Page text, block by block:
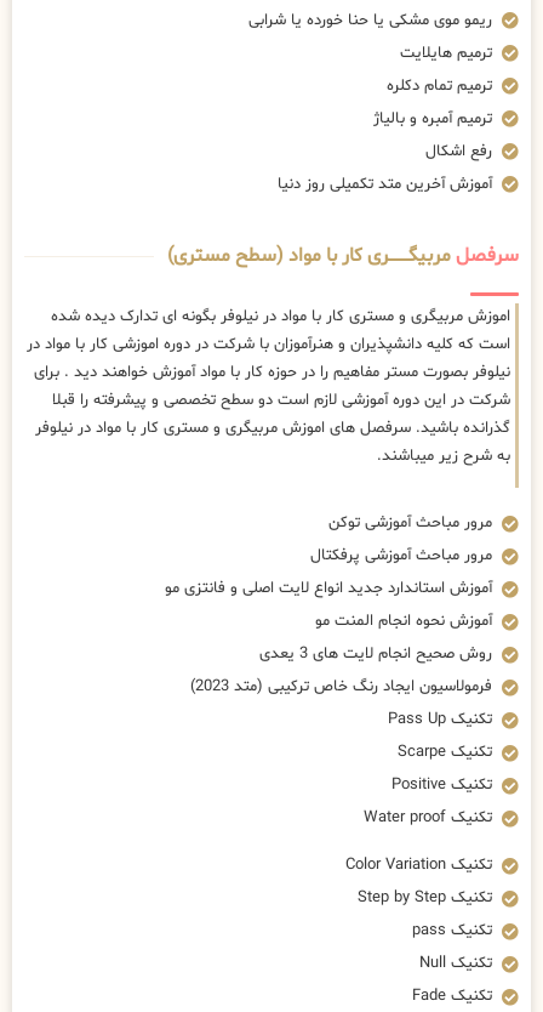
ریمو موی مشکی یا حنا خورده یا شرابی
ترمیم هایلایت
ترمیم تمام دکلره
ترمیم آمبره و بالیاژ
رفع اشکال
آموزش آخرین متد تکمیلی روز دنیا
سرفصلمربیگــــــــری کار با مواد (سطح مستری)
اموزش مربیگری و مستری کار با مواد در نیلوفر بگونه ای تدارک دیده شده
است که کلیه دانشپذیران و هنرآموزان با شرکت در دوره اموزشی کار با مواد در
نیلوفر بصورت مستر مفاهیم را در حوزه کار با مواد آموزش خواهند دید . برای
شرکت در این دوره آموزشی لازم است دو سطح تخصصی و پیشرفته را قبلا
گذرانده باشید. سرفصل های اموزش مربیگری و مستری کار با مواد در نیلوفر
به شرح زیر میباشند.
مرور مباحث آموزشی توکن
مرور مباحث آموزشی پرفکتال
آموزش استاندارد جدید انواع لایت اصلی و فانتزی مو
آموزش نحوه انجام المنت مو
روش صحیح انجام لایت های 3 یعدی
فرمولاسیون ایجاد رنگ خاص ترکیبی (متد 2023)
تکنیک Pass Up
تکنیک Scarpe
تکنیک Positive
تکنیک Water proof
تکنیک Color Variation
تکنیک Step by Step
تکنیک pass
تکنیک Null
تکنیک Fade